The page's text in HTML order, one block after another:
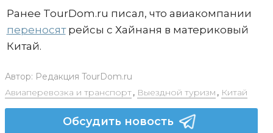
Ранее TourDom.ru писал, что авиакомпании
переносятрейсы с Хайнаня в материковый
Китай.
Автор: Редакция TourDom.ru
Авиаперевозка и транспорт, Выездной туризм , Китай
Обсудить новость